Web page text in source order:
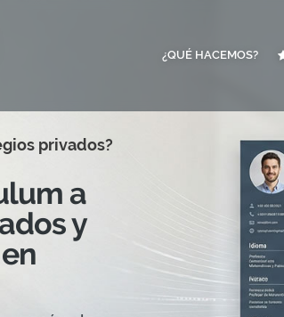
¿QUÉ HACEMOS?
privados?
a
y